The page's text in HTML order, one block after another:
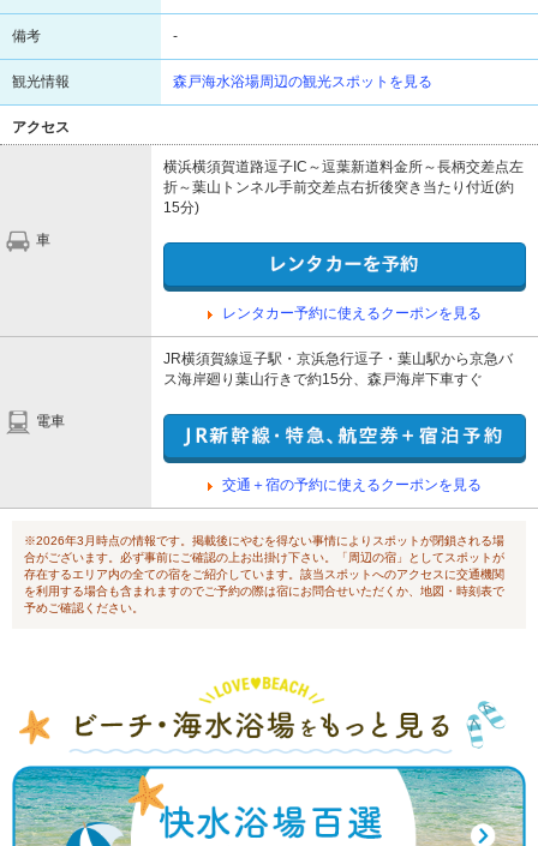
備考 -
観光情報 森戸海水浴場周辺の観光スポットを見る
アクセス
車
横浜横須賀道路逗子IC～逗葉新道料金所～長柄交差点左
折～葉山トンネル手前交差点右折後突き当たり付近(約
15分)
レンタカー予約に使えるクーポンを見る
電車
JR横須賀線逗子駅・京浜急行逗子・葉山駅から京急バ
ス海岸廻り葉山行きで約15分、森戸海岸下車すぐ
交通＋宿の予約に使えるクーポンを見る
※2026年3月時点の情報です。掲載後にやむを得ない事情によりスポットが閉鎖される場
合がございます。必ず事前にご確認の上お出掛け下さい。「周辺の宿」としてスポットが
存在するエリア内の全ての宿をご紹介しています。該当スポットへのアクセスに交通機関
を利用する場合も含まれますのでご予約の際は宿にお問合せいただくか、地図・時刻表で
予めご確認ください。